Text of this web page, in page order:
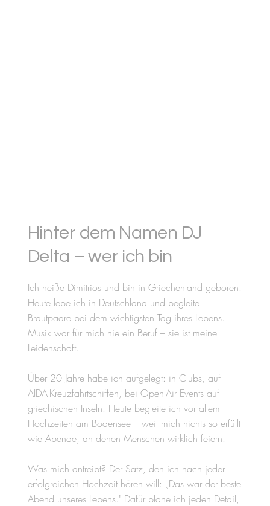
Hinter dem Namen DJ
Delta – wer ich bin
Ich heiße Dimitrios und bin in Griechenland geboren.
Heute lebe ich in Deutschland und begleite
Brautpaare bei dem wichtigsten Tag ihres Lebens.
Musik war für mich nie ein Beruf – sie ist meine
Leidenschaft.
Über 20 Jahre habe ich aufgelegt: in Clubs, auf
AIDA-Kreuzfahrtschiffen, bei Open-Air Events auf
griechischen Inseln. Heute begleite ich vor allem
Hochzeiten am Bodensee – weil mich nichts so erfüllt
wie Abende, an denen Menschen wirklich feiern.
Was mich antreibt? Der Satz, den ich nach jeder
erfolgreichen Hochzeit hören will: „Das war der beste
Abend unseres Lebens." Dafür plane ich jeden Detail,